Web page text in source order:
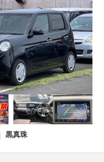
黒真珠